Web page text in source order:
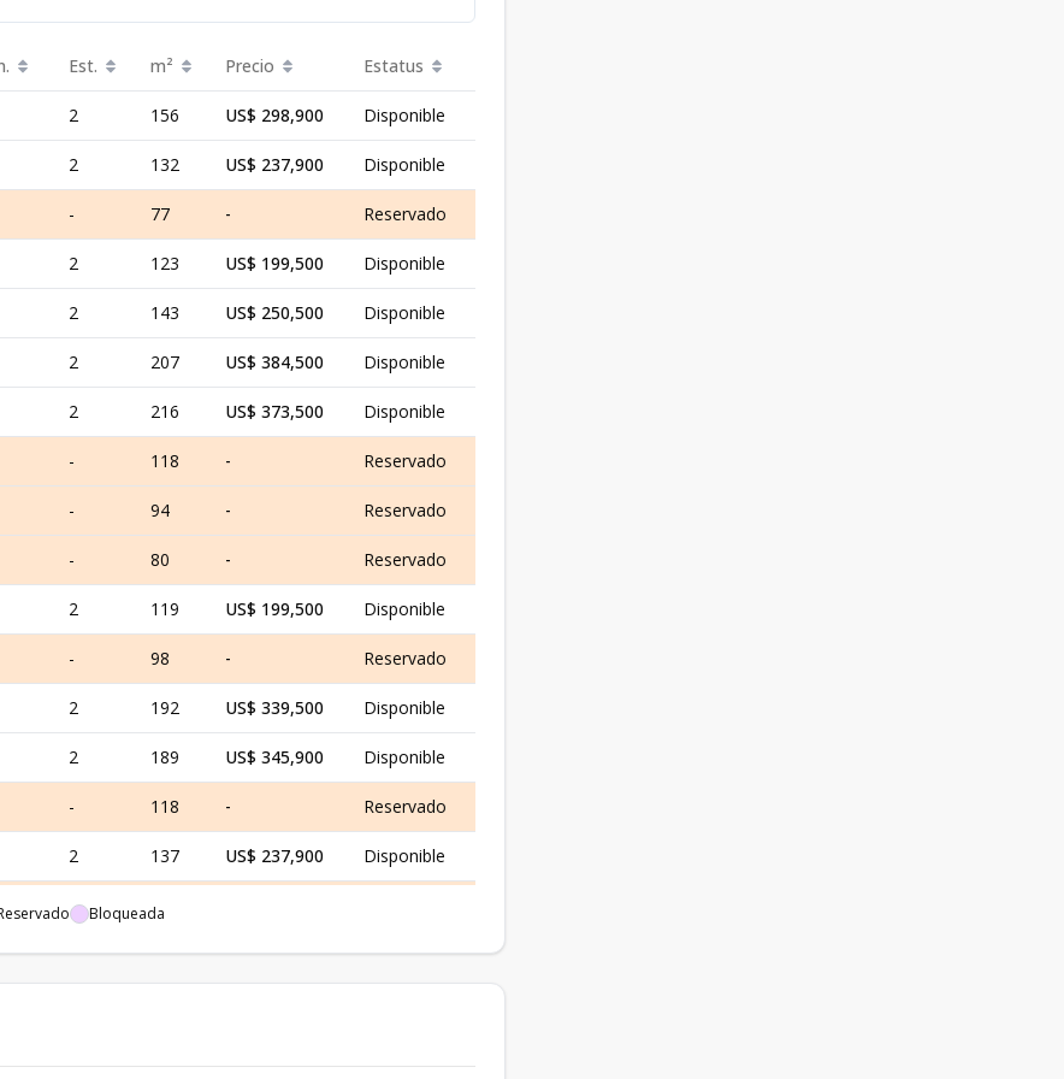
Est. m² Precio Estatus
2 156 US$ 298,900 Disponible
2 132 US$ 237,900 Disponible
- 77 - Reservado
2 123 US$ 199,500 Disponible
2 143 US$ 250,500 Disponible
2 207 US$ 384,500 Disponible
2 216 US$ 373,500 Disponible
- 118 - Reservado
- 94 - Reservado
- 80 - Reservado
2 119 US$ 199,500 Disponible
- 98 - Reservado
2 192 US$ 339,500 Disponible
2 189 US$ 345,900 Disponible
- 118 - Reservado
2 137 US$ 237,900 Disponible
- 77
2 119 US$ 197,900 Disponible
Bloqueada